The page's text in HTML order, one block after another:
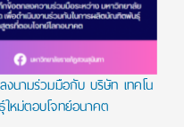
นามร่วมมือกับ บริษัท เทคโน
ม่ตอบโจทย์อนาคต